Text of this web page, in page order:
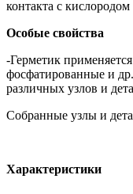
контакта с кислородом
Особые свойства
-Герметик
фосфатированные и
различных узлов и
Собранные узлы и
Характеристики